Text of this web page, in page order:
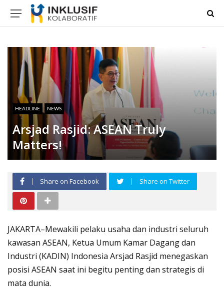
HEADLINE NEWS
Arsjad Rasjid: ASEAN Truly
Matters!
Share on Facebook Share on Twitter
JAKARTA–Mewakili pelaku usaha dan industri seluruh
kawasan ASEAN, Ketua Umum Kamar Dagang dan
Industri (KADIN) Indonesia Arsjad Rasjid menegaskan
posisi ASEAN saat ini begitu penting dan strategis di
mata dunia.